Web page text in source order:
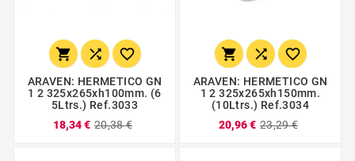
  
ARAVEN: HERMETICO GN
1 2 325x265xh100mm. (6
5Ltrs.) Ref.3033
18,34 € 20,38 €
  
ARAVEN: HERMETICO GN
1 2 325x265xh150mm.
(10Ltrs.) Ref.3034
20,96 € 23,29 €